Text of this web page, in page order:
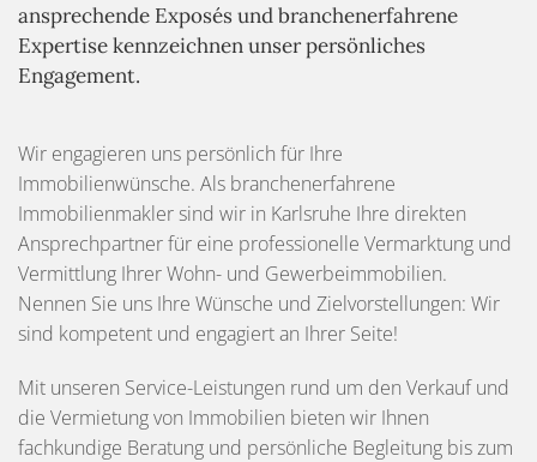
ansprechende Exposés und branchenerfahrene
Expertise kennzeichnen unser persönliches
Engagement.
Wir engagieren uns persönlich für Ihre
Immobilienwünsche. Als branchenerfahrene
Immobilienmakler sind wir in Karlsruhe Ihre direkten
Ansprechpartner für eine professionelle Vermarktung und
Vermittlung Ihrer Wohn- und Gewerbeimmobilien.
Nennen Sie uns Ihre Wünsche und Zielvorstellungen: Wir
sind kompetent und engagiert an Ihrer Seite!
Mit unseren Service-Leistungen rund um den Verkauf und
die Vermietung von Immobilien bieten wir Ihnen
fachkundige Beratung und persönliche Begleitung bis zum